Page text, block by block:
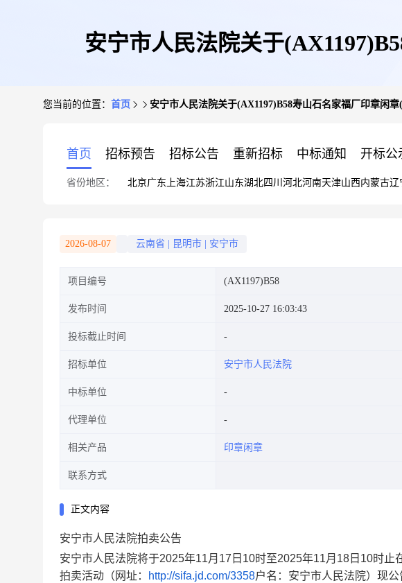
安宁市人民法院关于
您当前的位置： 首页 安宁市人民法院关于(AX1197)B58寿山石名家福厂印章闲
首页 招标预告 招标公告 重新招标 中标通知 开标公
省份地区： 北京广东 上海江苏浙江山东湖北四川 河北河南天津山西内蒙古辽
2026-08-07 云南省 昆明市 安宁市
项目编号 (AX1197)B58
发布时间 2025-10-27 16:03:43
投标截止时间
招标单位 安宁市人民法院
中标单位
代理单位
相关产品 印章闲章
联系方式
正文内容
安宁市人民法院拍卖公告
安宁市人民法院将于2025年11月 17 日 10时至2025年11月 18 日 10时止
拍卖活动（ 网址： http://sifa.jd.com/3358户名： 安宁市人民法院）现公